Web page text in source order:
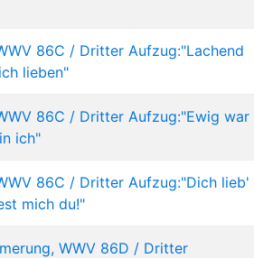
86C / Dritter Aufzug:"Lachend
lieben"
86C / Dritter Aufzug:"Ewig war
ich"
86C / Dritter Aufzug:"Dich lieb'
mich du!"
WWV 86D / Dritter